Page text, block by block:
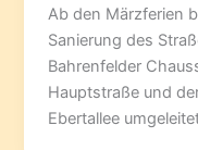
Ab den Märzferien
Sanierung des
Bahrenfelder
Hauptstraße und
Ebertallee